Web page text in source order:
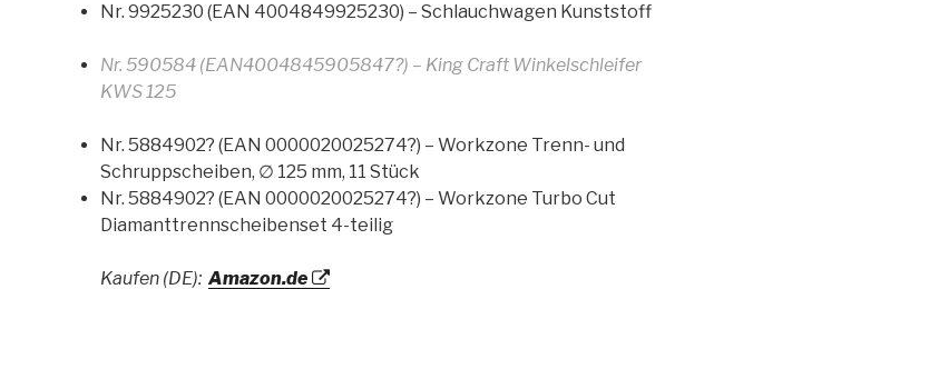
Nr. 9925230 (EAN 4004849925230) – Schlauchwagen Kunststoff
Nr. 590584 (EAN4004845905847?) – King Craft Winkelschleifer
KWS 125
Nr. 5884902? (EAN 0000020025274?) – Workzone Trenn- und
Schruppscheiben, ∅ 125 mm, 11 Stück
Nr. 5884902? (EAN 0000020025274?) – Workzone Turbo Cut
Diamanttrennscheibenset 4-teilig
Kaufen (DE): Amazon.de